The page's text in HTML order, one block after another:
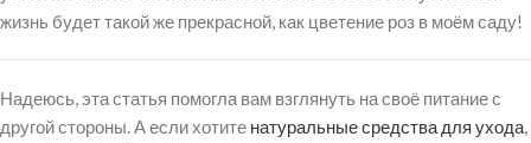
жизнь будет такой же прекрасной, как цветение роз в моём саду!
Надеюсь, эта статья помогла вам взглянуть на своё питание с
другой стороны. А если хотите натуральные средства для ухода,